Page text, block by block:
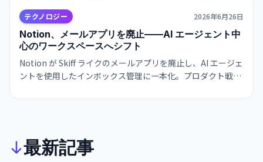
テクノロジー 2026年6月26日
Notion、メールアプリを廃止——AI エージェント中
心のワークスペースへシフト
Notion が Skiff ライクのメールアプリを廃止し、AI エージェ
ントを使用したインボックス管理に一本化。プロダクト戦略
ソースを集中させます。
最新記事